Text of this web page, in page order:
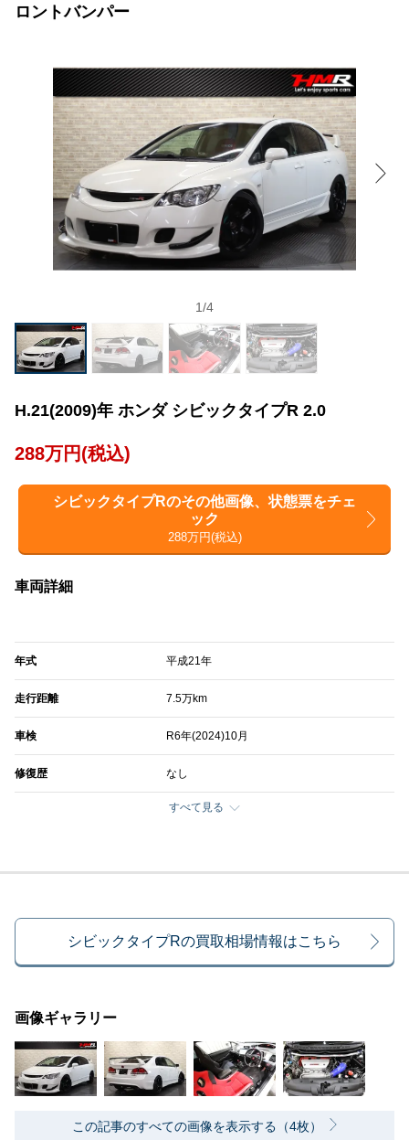
ロントバンパー
1/4
H.21(2009)年 ホンダ シビックタイプR 2.0
288万円(税込)
シビックタイプRのその他画像、状態票をチェ
ック
288万円(税込)
車両詳細
年式 平成21年
走行距離 7.5万km
車検 R6年(2024)10月
修復歴 なし
すべて見る
シビックタイプRの買取相場情報はこちら
画像ギャラリー
この記事のすべての画像を表示する（4枚）